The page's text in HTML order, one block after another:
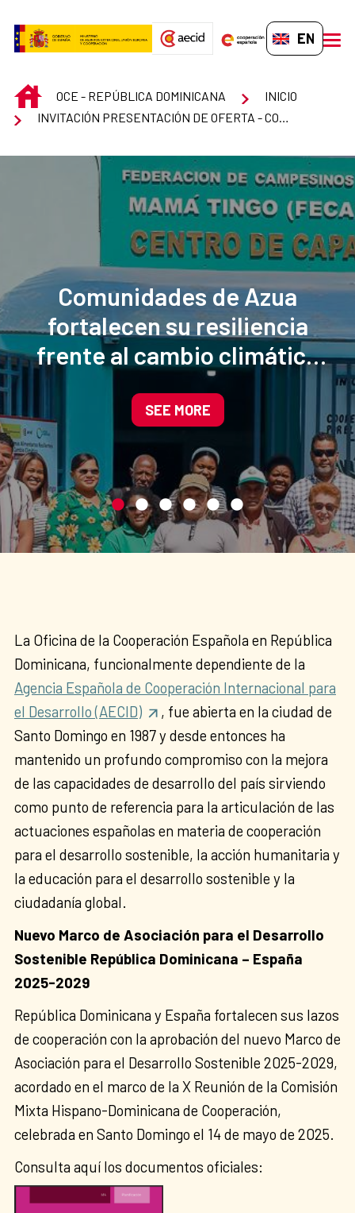
EN-GB
INICIOOCE - REPÚBLICA DOMINICANA
INICIO
Comunidades de Azua
fortalecen su resiliencia
frente al cambio climático
mediante la agroecología y
la gestión sostenible del
agua
SEE MORE
La Oficina de la Cooperación Española en República
Dominicana, funcionalmente dependiente de la
Agencia Española de Cooperación Internacional para
el Desarrollo (AECID)
, fue abierta en la ciudad de
Santo Domingo en 1987 y desde entonces ha
mantenido un profundo compromiso con la mejora
de las capacidades de desarrollo del país sirviendo
como punto de referencia para la articulación de las
actuaciones españolas en materia de cooperación
para el desarrollo sostenible, la acción humanitaria y
la educación para el desarrollo sostenible y la
ciudadanía global.
Nuevo Marco de Asociación para el Desarrollo
Sostenible República Dominicana – España
2025-2029
República Dominicana y España fortalecen sus lazos
de cooperación con la aprobación del nuevo Marco de
Asociación para el Desarrollo Sostenible 2025-2029,
acordado en el marco de la X Reunión de la Comisión
Mixta Hispano-Dominicana de Cooperación,
celebrada en Santo Domingo el 14 de mayo de 2025.
Consulta aquí los documentos oficiales: